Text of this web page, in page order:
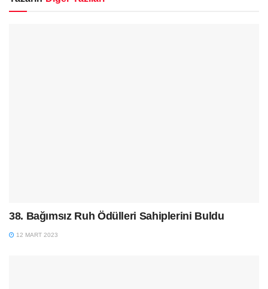
38. Bağımsız Ruh Ödülleri Sahiplerini Buldu
12 MART 2023